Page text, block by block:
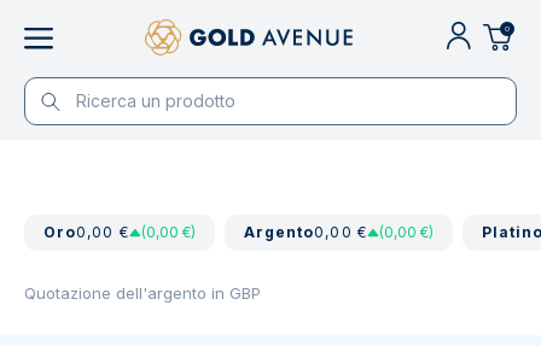
0
Oro0,00 € (0,00 €) Argento0,00 € (0,00 €)
Quotazione dell'argento in GBP